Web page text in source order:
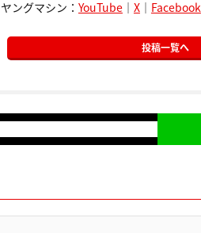
ヤングマシン： YouTube｜ X｜ Facebook
投稿一覧へ